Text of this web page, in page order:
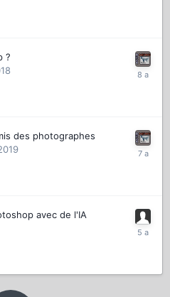
?
des photographes
avec de l'IA